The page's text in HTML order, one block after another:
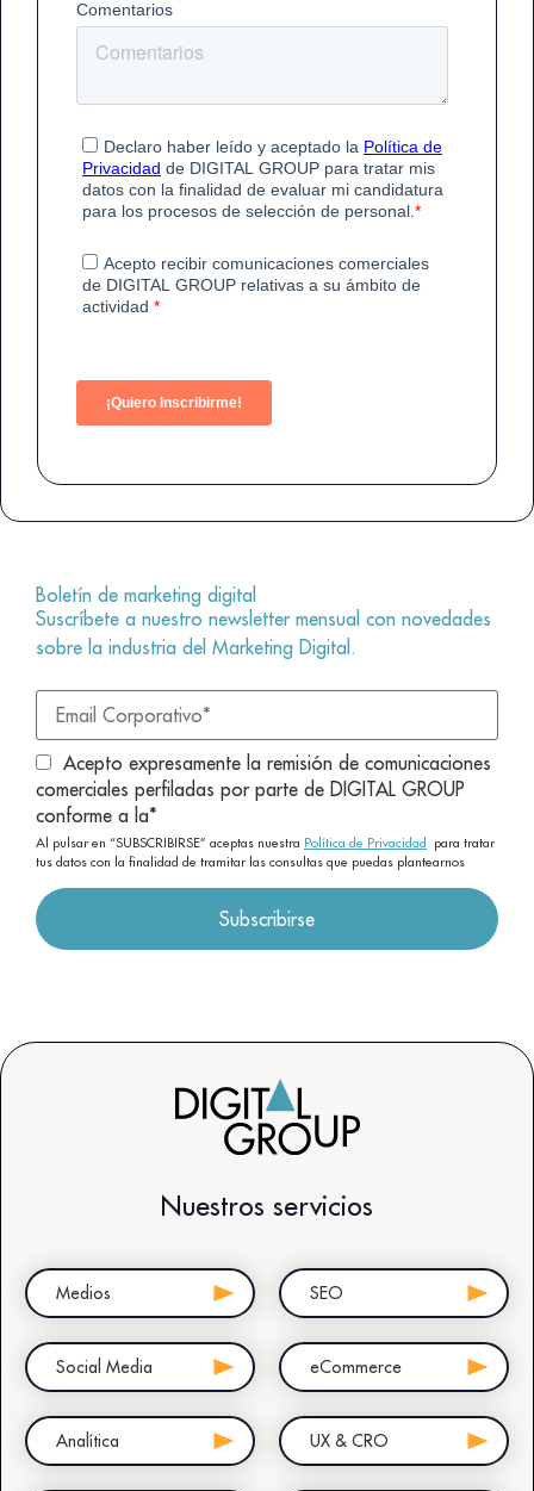
Boletín de marketing digital
Suscríbete a nuestro newsletter mensual con novedades
sobre la industria del Marketing Digital.
Acepto expresamente la remisión de comunicaciones
comerciales perfiladas por parte de DIGITAL GROUP
conforme a la*
Al pulsar en “SUBSCRIBIRSE” aceptas nuestra Política de Privacidad para tratar
tus datos con la finalidad de tramitar las consultas que puedas plantearnos
Nuestros servicios
Medios SEO
Social Media eCommerce
Analítica UX & CRO